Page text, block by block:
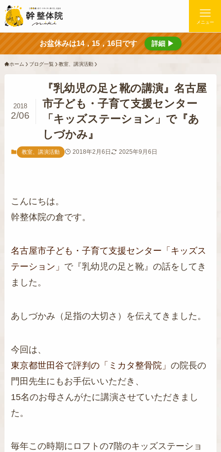
メニュー
お盆休みは14，15，16日です 詳細 ▶
ホーム ブログ一覧 教室、講演活動
『乳幼児の足と靴の講演』名古屋
市子ども・子育て支援センター
「キッズステーション」で『あ
しづかみ』
2018
2/06
教室、講演活動 2018年2月6日 2025年9月6日
こんにちは。
幹整体院の倉です。
名古屋市子ども・子育て支援センター「キッズス
テーション」 で『乳幼児の足と靴』の話をしてき
ました。
あしづかみ（足指の大切さ）を伝えてきました。
今回は、
東京都世田谷で評判の「ミカタ整骨院」の院長の
門田先生にもお手伝いいただき、
15名のお母さんがたに講演させていただきまし
た。
毎年この時期にロフトの7階のキッズステーショ